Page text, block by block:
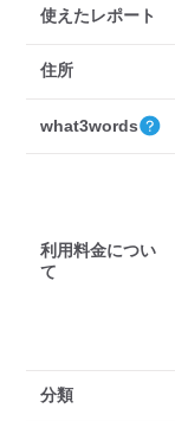
使えたレポート
住所
what3words
利用料金につい
て
分類